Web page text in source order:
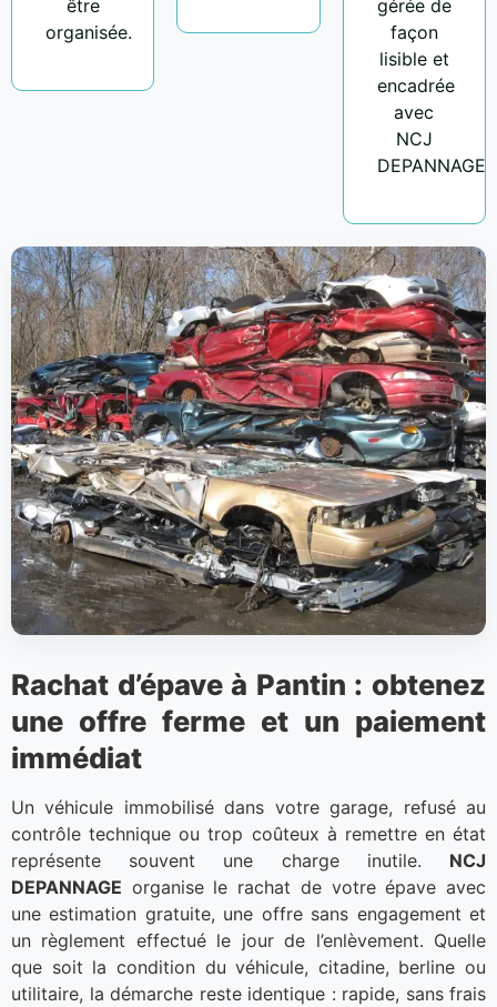
être
organisée.
gérée de
façon
lisible et
encadrée
avec
NCJ
DEPANNAGE.
Rachat d’épave à Pantin : obtenez
une offre ferme et un paiement
immédiat
Un véhicule immobilisé dans votre garage, refusé au
contrôle technique ou trop coûteux à remettre en état
représente souvent une charge inutile. NCJ
DEPANNAGE organise le rachat de votre épave avec
une estimation gratuite, une offre sans engagement et
un règlement effectué le jour de l’enlèvement. Quelle
que soit la condition du véhicule, citadine, berline ou
utilitaire, la démarche reste identique : rapide, sans frais